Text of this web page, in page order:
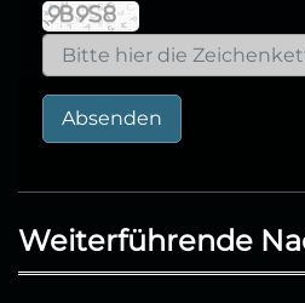
Absenden
Weiterführende